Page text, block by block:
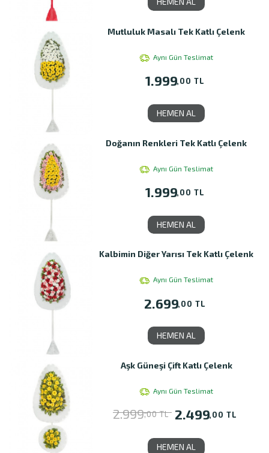
Mutluluk Masalı Tek Katlı Çelenk
Aynı Gün Teslimat
1.999,00 TL
HEMEN AL
Doğanın Renkleri Tek Katlı Çelenk
Aynı Gün Teslimat
1.999,00 TL
HEMEN AL
Kalbimin Diğer Yarısı Tek Katlı Çelenk
Aynı Gün Teslimat
2.699,00 TL
HEMEN AL
Aşk Güneşi Çift Katlı Çelenk
Aynı Gün Teslimat
2.999,00 TL 2.499,00 TL
HEMEN AL